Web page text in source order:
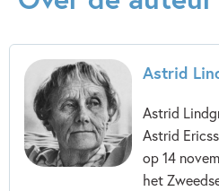
Astrid
Astrid
Astrid
op 14
het